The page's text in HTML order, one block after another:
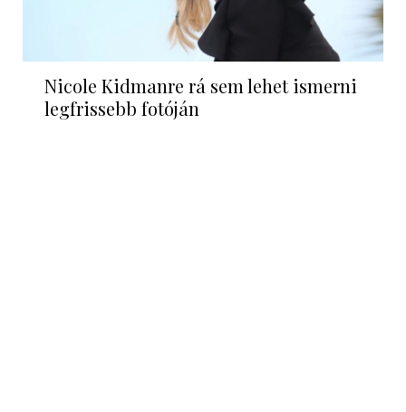
Nicole Kidmanre rá sem lehet ismerni
legfrissebb fotóján